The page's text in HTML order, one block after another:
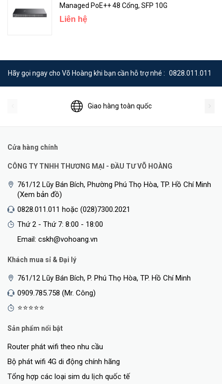
Managed PoE++ 48 Cổng, SFP 10G
Liên hệ
Hãy gọi ngay cho Võ Hoàng khi bạn cần hỗ trợ nhé : 0828.011.011
Giao hàng toàn quốc
Cửa hàng chính
CÔNG TY TNHH THƯƠNG MẠI - ĐẦU TƯ VÕ HOÀNG
761/12 Lũy Bán Bích, Phường Phú Thọ Hòa, TP. Hồ Chí Minh
(Xem bản đồ)
0828.011.011 hoặc (028)7300.2021
Thứ 2 - Thứ 7: 8:00 - 18:00
Email: cskh@vohoang.vn
Khách mua sỉ & Đại lý
761/12 Lũy Bán Bích, P. Phú Thọ Hòa, TP. Hồ Chí Minh
0909.785.758 (Mr. Công)
⭐⭐⭐⭐⭐
Sản phẩm nổi bật
Router phát wifi theo nhu cầu
Bộ phát wifi 4G di động chính hãng
Tổng hợp các loại sim du lịch quốc tế